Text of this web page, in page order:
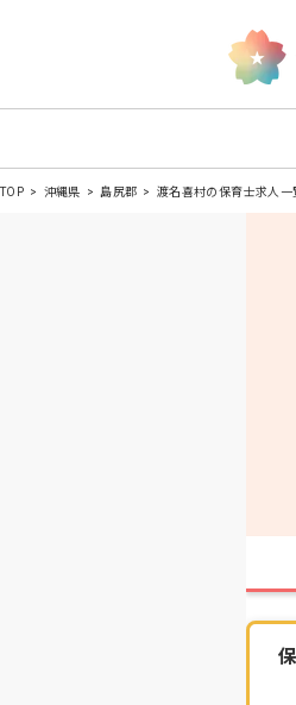
TOP 沖縄県 島尻郡 渡名喜村の保育士求人一